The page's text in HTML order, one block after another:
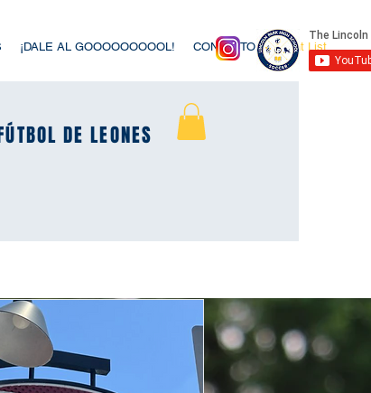
¡DALE AL GOOOOOOOOOL! CONTACTO Event List
DE LEONES
DE LEONES